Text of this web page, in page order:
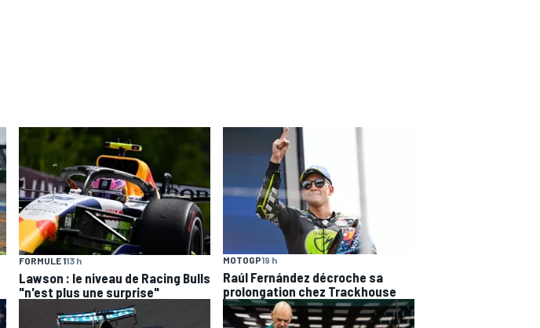
FORMULE 113 h
Lawson : le niveau de Racing Bulls
"n'est plus une surprise"
MOTOGP19 h
Raúl Fernández décroche sa
prolongation chez Trackhouse